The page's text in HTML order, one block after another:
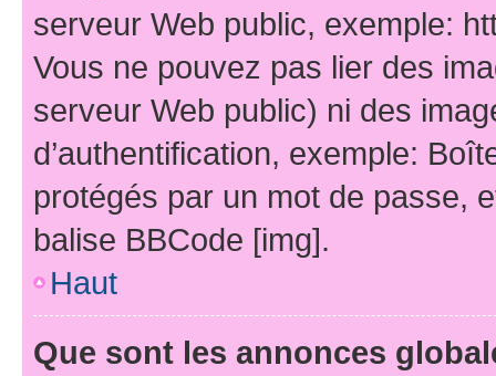
serveur Web public, exemple:
Vous ne pouvez pas lier des
serveur Web public) ni des
d’authentification, exemple:
protégés par un mot de passe,
balise BBCode [img].
Haut
Que sont les annonces